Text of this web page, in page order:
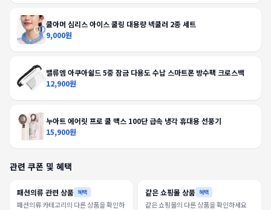
쿨아머 심리스 아이스 쿨링 대용량 넥쿨러 2종 세트
9,000원
밸류엠 아쿠아쉴드 5중 잠금 다용도 수납 스마트폰 방수팩 크로스백
12,900원
누아트 에어릿 프로 쿨 맥스 100단 급속 냉각 휴대용 선풍기
15,900원
관련 쿠폰 및 혜택
패션의류 관련 상품 혜택
패션의류 카테고리의 다른 상품을 확인하
같은 쇼핑몰 상품 혜택
같은 쇼핑몰의 다른 상품을 확인하세요